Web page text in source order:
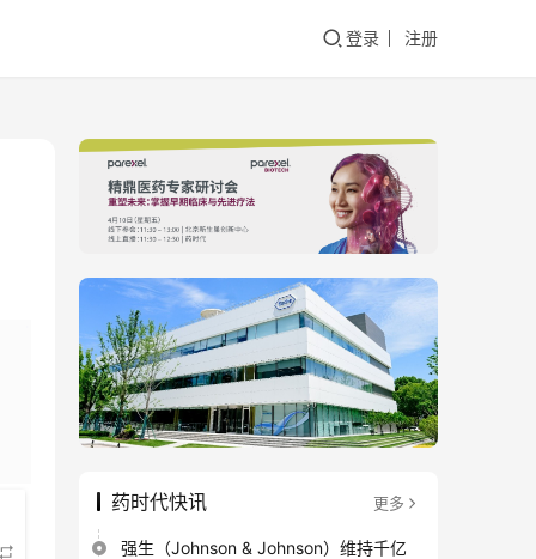
登录 注册
药时代快讯 更多
强生（Johnson & Johnson）维持千亿